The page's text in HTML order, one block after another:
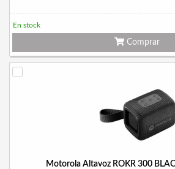
En stock
Comprar
Motorola Altavoz ROKR 300